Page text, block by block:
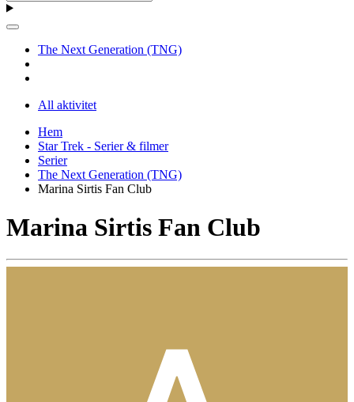
The Next Generation (TNG)
All aktivitet
Hem
Star Trek - Serier & filmer
Serier
The Next Generation (TNG)
Marina Sirtis Fan Club
Marina Sirtis Fan Club